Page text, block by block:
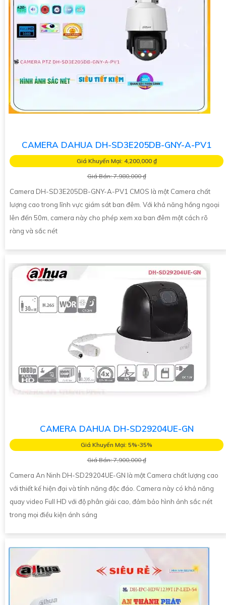
CAMERA DAHUA DH-SD3E205DB-GNY-A-PV1
Giá Khuyến Mại: 4,200,000 ₫
Giá Bán: 7,980,000 ₫
Camera DH-SD3E205DB-GNY-A-PV1 CMOS là một Camera chất
lượng cao trong lĩnh vực giám sát ban đêm. Với khả năng hồng ngoại
lên đến 50m, camera này cho phép xem xa ban đêm một cách rõ
ràng và sắc nét
CAMERA DAHUA DH-SD29204UE-GN
Giá Khuyến Mại: 5%-35%
Giá Bán: 7,900,000 ₫
Camera An Ninh DH-SD29204UE-GN là một Camera chất lượng cao
với thiết kế hiện đại và tính năng độc đáo. Camera này có khả năng
quay video Full HD với độ phân giải cao, đảm bảo hình ảnh sắc nét
trong mọi điều kiện ánh sáng